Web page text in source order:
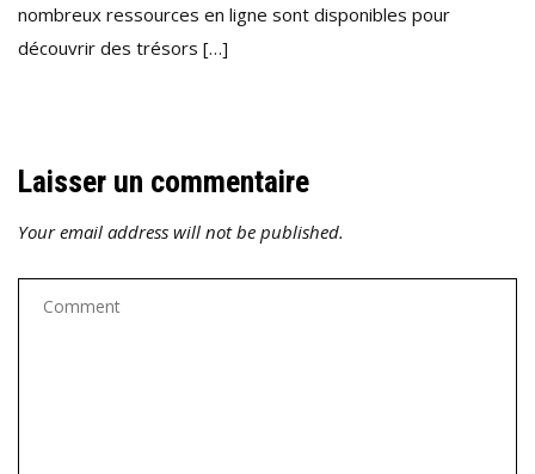
nombreux ressources en ligne sont disponibles pour
découvrir des trésors […]
Laisser un commentaire
Your email address will not be published.